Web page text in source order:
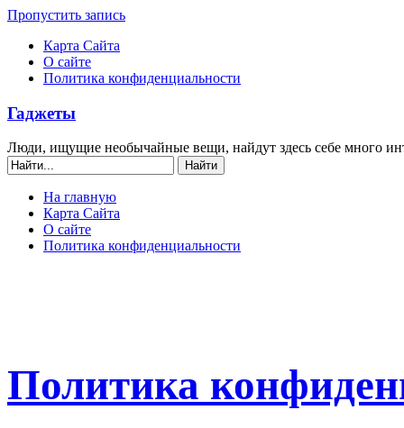
Пропустить запись
Карта Сайта
О сайте
Политика конфиденциальности
Гаджеты
Люди, ищущие необычайные вещи, найдут здесь себе много
На главную
Карта Сайта
О сайте
Политика конфиденциальности
Политика